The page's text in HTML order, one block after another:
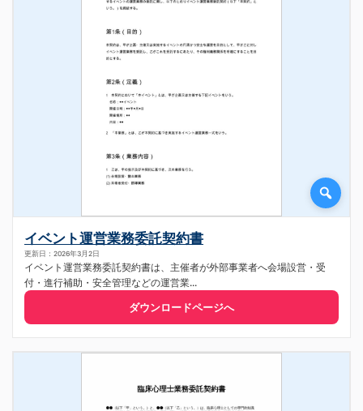
イベント運営業務委託契約書
更新日：2026年3月2日
イベント運営業務委託契約書は、主催者が外部事業者へ会場設営・受
付・進行補助・安全管理などの運営業...
ダウンロードページへ